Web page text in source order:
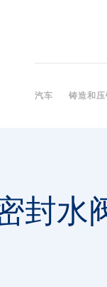
汽车 铸造和压
封水